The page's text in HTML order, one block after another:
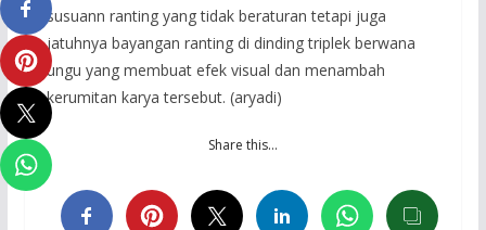
susuann ranting yang tidak beraturan tetapi juga
jatuhnya bayangan ranting di dinding triplek berwana
ungu yang membuat efek visual dan menambah
kerumitan karya tersebut. (aryadi)
Share this…